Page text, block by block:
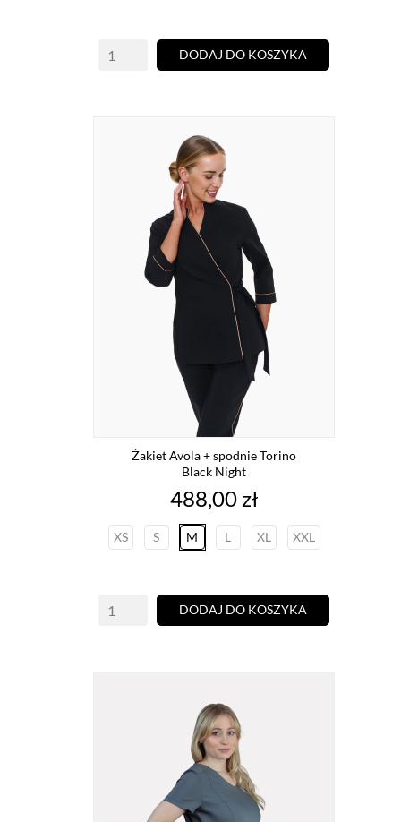
DODAJ DO KOSZYKA
Żakiet Avola + spodnie Torino
Black Night
Cena
488,00 zł
XS S M L XL XXL
DODAJ DO KOSZYKA